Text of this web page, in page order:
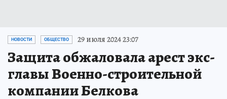
НОВОСТИ ОБЩЕСТВО 29 июля 2024 23:07
Защита обжаловала арест экс-
главы Военно-строительной
компании Белкова